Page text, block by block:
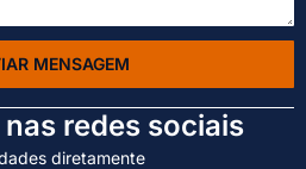
MENSAGEM
redes sociais
diretamente